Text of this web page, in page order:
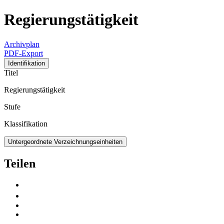
Regierungstätigkeit
Archivplan
PDF-Export
Identifikation
Titel
Regierungstätigkeit
Stufe
Klassifikation
Untergeordnete Verzeichnungseinheiten
Teilen